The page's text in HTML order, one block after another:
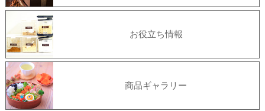
お役立ち情報
商品ギャラリー